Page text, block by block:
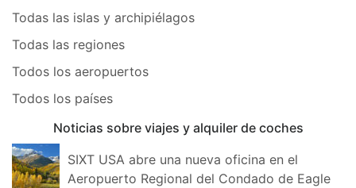
Todas las islas y archipiélagos
Todas las regiones
Todos los aeropuertos
Todos los países
Noticias sobre viajes y alquiler de coches
SIXT USA abre una nueva oficina en el
Aeropuerto Regional del Condado de Eagle